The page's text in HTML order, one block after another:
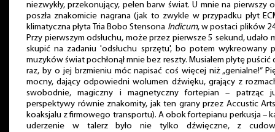
niezwykły, przekonujący, pełen barw świat. U mnie na pierwszy
poszła znakomicie nagrana (jak to zwykle w przypadku płyt
klimatyczna płyta Tria Bobo Stensona Indicum, w postaci plików
Przy pierwszym odsłuchu, może przez pierwsze 5 sekund, udało
skupić na zadaniu 'odsłuchu sprzętu', bo potem wykreowany
muzyków świat pochłonął mnie bez reszty. Musiałem płytę puścić
raz, by o jej brzmieniu móc napisać coś więcej niż „genialne!”
mocny, dający odpowiedni wolumen dźwięku, grający z
swobodnie, magiczny i magnetyczny fortepian – patrząc
perspektywy równie znakomity, jak ten grany przez Accustic
koaksjalu z firmowego transportu). A obok fortepianu perkusja –
uderzenie w talerz było nie tylko dźwięczne, z